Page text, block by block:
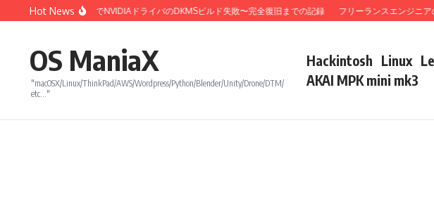
コンテンツへスキップ
Hot News
7.0カーネル更新でNVIDIAドライバのDKMSビルド失敗〜完全復旧までの記録 フリーランスエンジニアの
OS ManiaX
"macOSX/Linux/ThinkPad/AWS/Wordpress/Python/Blender/Unity/Drone/DTM/
etc…"
Hackintosh Linux
AKAI MPK mini mk3